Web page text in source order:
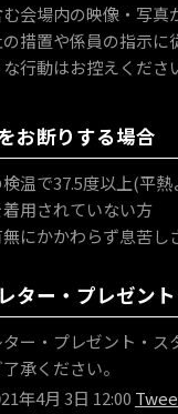
会場内の映像・写
措置や係員の指示に
な行動はお控えくだ
お断りする場合
検温で37.5度以上(平
用されていない方
にかかわらず息苦
ター・プレゼン
ター・プレゼント・
承ください。
年4月 3日 12:00